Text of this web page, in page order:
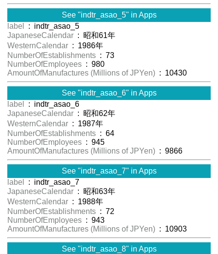
See "indtr_asao_5" in Apps
label
: indtr_asao_5
JapaneseCalendar : 昭和61年
WesternCalendar : 1986年
NumberOfEstablishments : 73
NumberOfEmployees : 980
AmountOfManufactures (Millions of JPYen) : 10430
See "indtr_asao_6" in Apps
label
: indtr_asao_6
JapaneseCalendar : 昭和62年
WesternCalendar : 1987年
NumberOfEstablishments : 64
NumberOfEmployees : 945
AmountOfManufactures (Millions of JPYen) : 9866
See "indtr_asao_7" in Apps
label
: indtr_asao_7
JapaneseCalendar : 昭和63年
WesternCalendar : 1988年
NumberOfEstablishments : 72
NumberOfEmployees : 943
AmountOfManufactures (Millions of JPYen) : 10903
See "indtr_asao_8" in Apps